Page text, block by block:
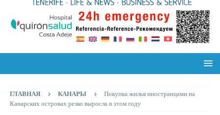
ГЛАВНАЯ КАНАРЫ
Покупка жилья иностранцами на
Канарских островах резко выросла в этом году